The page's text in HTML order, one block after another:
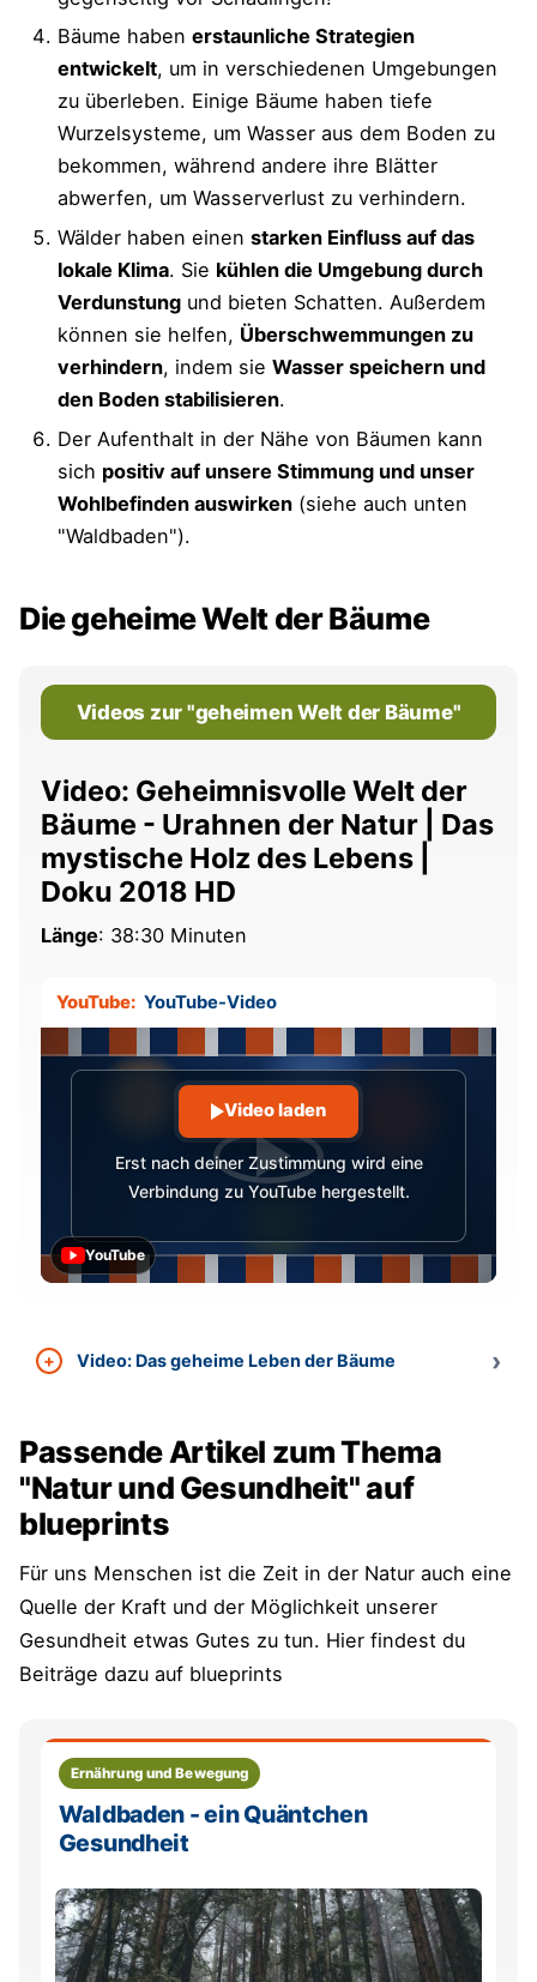
Bäume haben erstaunliche Strategien
entwickelt, um in verschiedenen Umgebungen
zu überleben. Einige Bäume haben tiefe
Wurzelsysteme, um Wasser aus dem Boden zu
bekommen, während andere ihre Blätter
abwerfen, um Wasserverlust zu verhindern.
Wälder haben einen starken Einfluss auf das
lokale Klima. Sie kühlen die Umgebung durch
Verdunstung und bieten Schatten. Außerdem
können sie helfen, Überschwemmungen zu
verhindern, indem sie Wasser speichern und
den Boden stabilisieren.
Der Aufenthalt in der Nähe von Bäumen kann
sich positiv auf unsere Stimmung und unser
Wohlbefinden auswirken (siehe auch unten
"Waldbaden").
Die geheime Welt der Bäume
Videos zur "geheimen Welt der Bäume"
Video: Geheimnisvolle Welt der
Bäume - Urahnen der Natur | Das
mystische Holz des Lebens |
Doku 2018 HD
Länge: 38:30 Minuten
YouTube: YouTube-Video
YouTube
Video laden
Erst nach deiner Zustimmung wird eine
Verbindung zu YouTube hergestellt.
Video: Das geheime Leben der Bäume
Passende Artikel zum Thema
"Natur und Gesundheit" auf
blueprints
Für uns Menschen ist die Zeit in der Natur auch eine
Quelle der Kraft und der Möglichkeit unserer
Gesundheit etwas Gutes zu tun. Hier findest du
Beiträge dazu auf blueprints
Ernährung und Bewegung
Waldbaden - ein Quäntchen
Gesundheit